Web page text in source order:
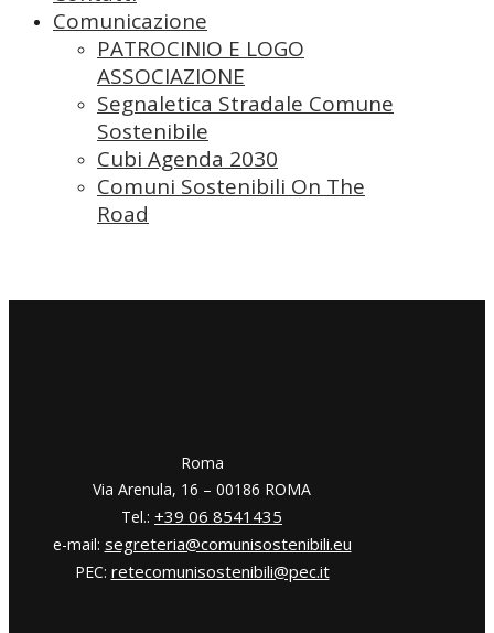
Comunicazione
PATROCINIO E LOGO
ASSOCIAZIONE
Segnaletica Stradale Comune
Sostenibile
Cubi Agenda 2030
Comuni Sostenibili On The
Road
​​Roma
Via Arenula, 16 – 00186 ROMA
Tel.: +39 06 8541435
e-mail: segreteria@comunisostenibili.eu
PEC: retecomunisostenibili@pec.it